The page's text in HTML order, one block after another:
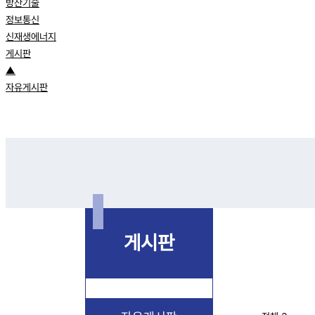
방산기술
정보통신
신재생에너지
게시판
▲
자유게시판
게시판